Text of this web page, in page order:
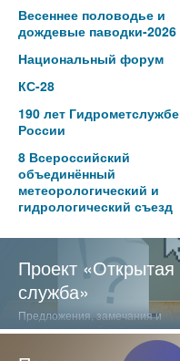
Весеннее половодье и
дождевые паводки-2026
Национальный форум
КС-28
190 лет Гидрометслужбе
России
8 Всероссийский
объединённый
метеорологический и
гидрологический съезд
Проект «Открытая
служба»
Предложения, замечания и
отзывы о нашей работе